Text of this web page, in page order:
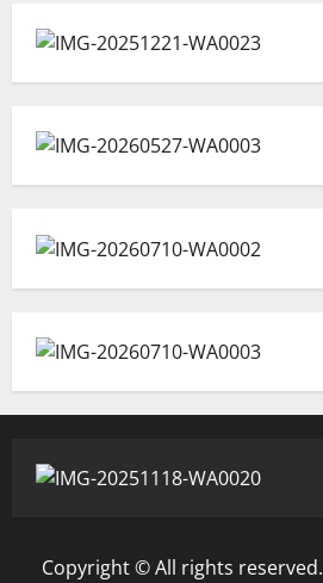
Copyright © All rights reserved.